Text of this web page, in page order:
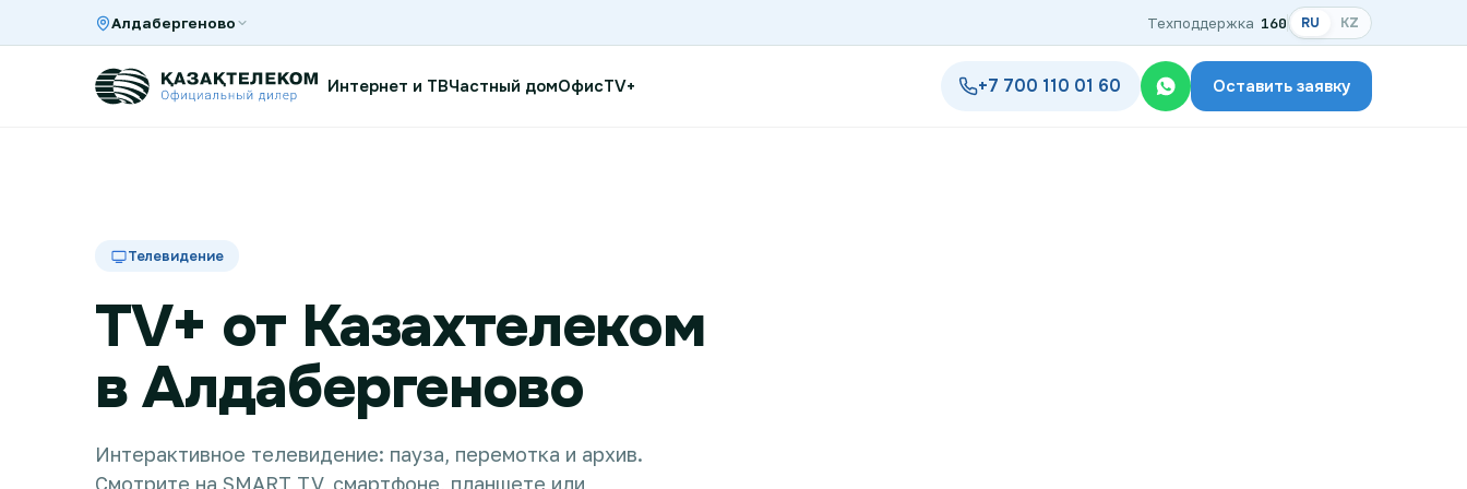
Алдабергеново Техподдержка 160 RU KZ
Интернет и ТВЧастный домОфисTV+ +7 700 110 01 60 Оставить заявку
Телевидение
TV+ от Казахтелеком
в Алдабергеново
Интерактивное телевидение: пауза, перемотка и архив.
Смотрите на SMART TV, смартфоне, планшете или